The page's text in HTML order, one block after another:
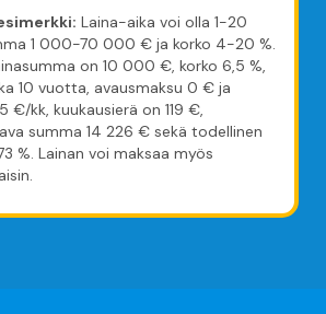
Laina-aika voi olla 1-20
1 000-70 000 € ja korko 4-20 %.
on 10 000 €, korko 6,5 %,
10 vuotta, avausmaksu 0 € ja
€/kk, kuukausierä on 119 €,
summa 14 226 € sekä todellinen
%. Lainan voi maksaa myös